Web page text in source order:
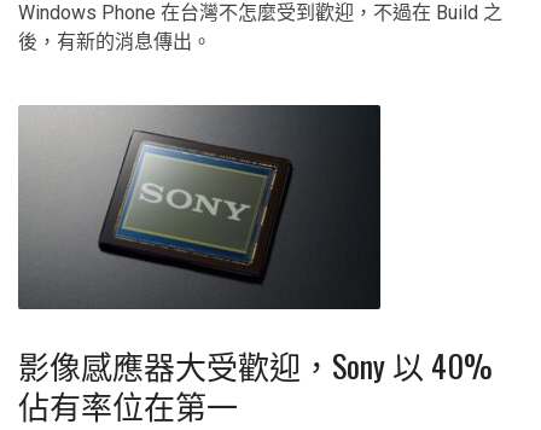
Windows Phone 在台灣不怎麼受到歡迎，不過在 Build 之
後，有新的消息傳出。
影像感應器大受歡迎，Sony 以 40%
佔有率位在第一